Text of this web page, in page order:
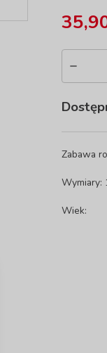
Zabawa
Wymiary:
Wiek: